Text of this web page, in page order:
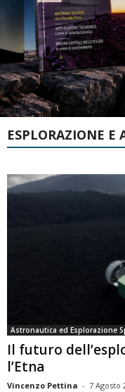
ESPLORAZIONE E
Astronautica ed Esplorazione
Il futuro
l’Etna
Vincenzo Pettina - 7 Agosto